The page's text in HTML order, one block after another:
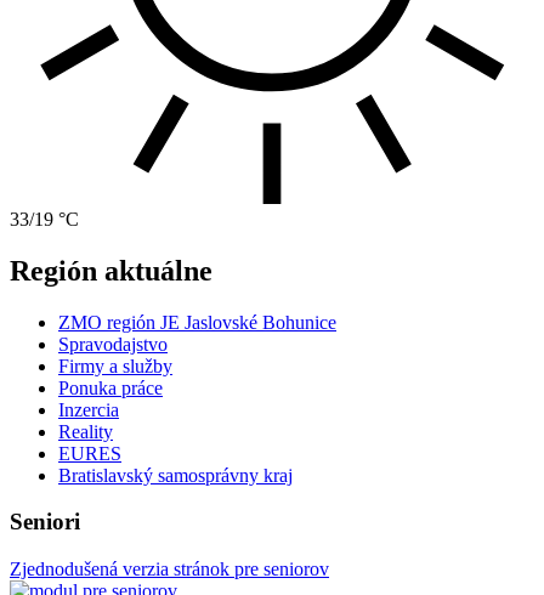
33/19 °C
Región aktuálne
ZMO región JE Jaslovské Bohunice
Spravodajstvo
Firmy a služby
Ponuka práce
Inzercia
Reality
EURES
Bratislavský samosprávny kraj
Seniori
Zjednodušená verzia stránok pre seniorov